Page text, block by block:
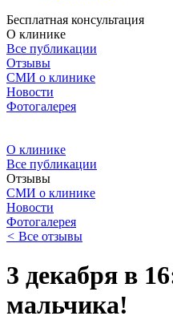
Бесплатная консультация
О клинике
Все публикации
Отзывы
СМИ о клинике
Новости
Фотогалерея
О клинике
Все публикации
Отзывы
СМИ о клинике
Новости
Фотогалерея
< Все отзывы
3 декабря в
мальчика!